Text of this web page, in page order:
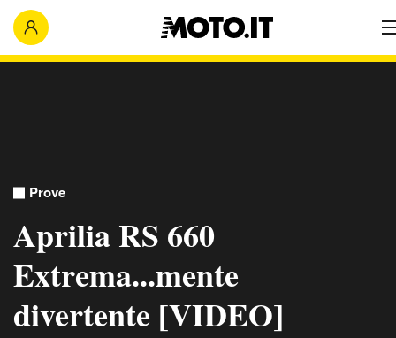
Prove
Aprilia RS 660
Extrema...mente
divertente [VIDEO]